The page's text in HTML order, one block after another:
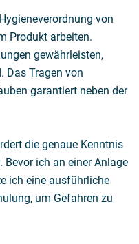
von
Produkt arbeiten.
gewährleisten,
Das Tragen von
garantiert neben der
die genaue Kenntnis
ich an einer Anlage
ich eine ausführliche
um Gefahren zu